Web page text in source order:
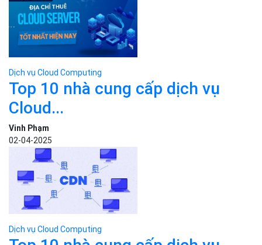
02-04-2025
Dịch vụ Cloud Computing
Top 10 nhà cung cấp dịch vụ
CDN...
Bizfly Cloud
11-05-2026